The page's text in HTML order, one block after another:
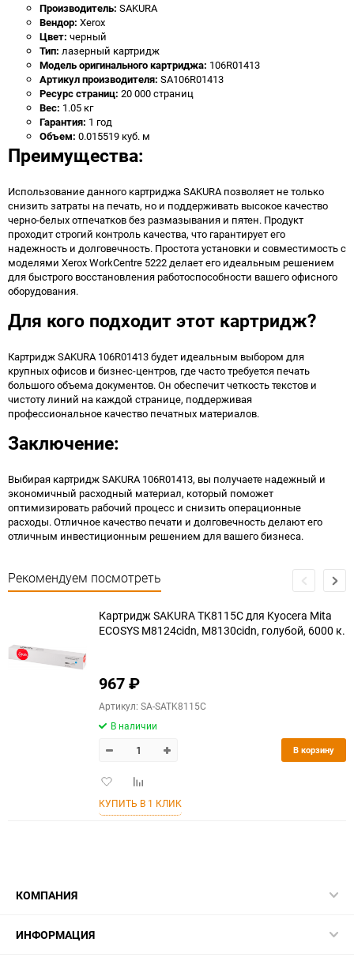
Производитель: SAKURA
Вендор: Xerox
Цвет: черный
Тип: лазерный картридж
Модель оригинального картриджа: 106R01413
Артикул производителя: SA106R01413
Ресурс страниц: 20 000 страниц
Вес: 1.05 кг
Гарантия: 1 год
Объем: 0.015519 куб. м
Преимущества:
Использование данного картриджа SAKURA позволяет не только
снизить затраты на печать, но и поддерживать высокое качество
черно-белых отпечатков без размазывания и пятен. Продукт
проходит строгий контроль качества, что гарантирует его
надежность и долговечность. Простота установки и совместимость с
моделями Xerox WorkCentre 5222 делает его идеальным решением
для быстрого восстановления работоспособности вашего офисного
оборудования.
Для кого подходит этот картридж?
Картридж SAKURA 106R01413 будет идеальным выбором для
крупных офисов и бизнес-центров, где часто требуется печать
большого объема документов. Он обеспечит четкость текстов и
чистоту линий на каждой странице, поддерживая
профессиональное качество печатных материалов.
Заключение:
Выбирая картридж SAKURA 106R01413, вы получаете надежный и
экономичный расходный материал, который поможет
оптимизировать рабочий процесс и снизить операционные
расходы. Отличное качество печати и долговечность делают его
отличным инвестиционным решением для вашего бизнеса.
Рекомендуем посмотреть
Картридж SAKURA TK8115C для Kyocera Mita
ECOSYS M8124cidn, M8130cidn, голубой, 6000 к.
967₽
Артикул: SA-SATK8115C
В наличии
Добавить
избранное
Добавить
сравнению
В корзину
КУПИТЬ В 1 КЛИК
КОМПАНИЯ
ИНФОРМАЦИЯ